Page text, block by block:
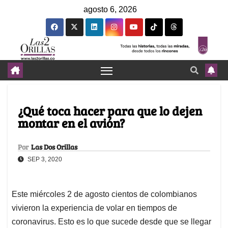
agosto 6, 2026
¿Qué toca hacer para que lo dejen
montar en el avión?
Por Las Dos Orillas
SEP 3, 2020
Este miércoles 2 de agosto cientos de colombianos
vivieron la experiencia de volar en tiempos de
coronavirus. Esto es lo que sucede desde que se llegar